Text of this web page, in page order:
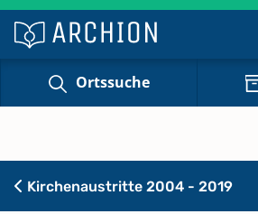
Ortssuche
Kirchenaustritte 2004 - 2019